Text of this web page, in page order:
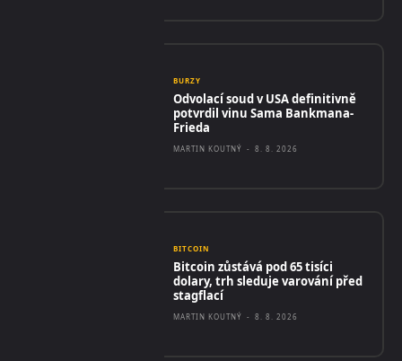
BURZY
Odvolací soud v USA definitivně
potvrdil vinu Sama Bankmana-
Frieda
MARTIN KOUTNÝ - 8. 8. 2026
BITCOIN
Bitcoin zůstává pod 65 tisíci
dolary, trh sleduje varování před
stagflací
MARTIN KOUTNÝ - 8. 8. 2026